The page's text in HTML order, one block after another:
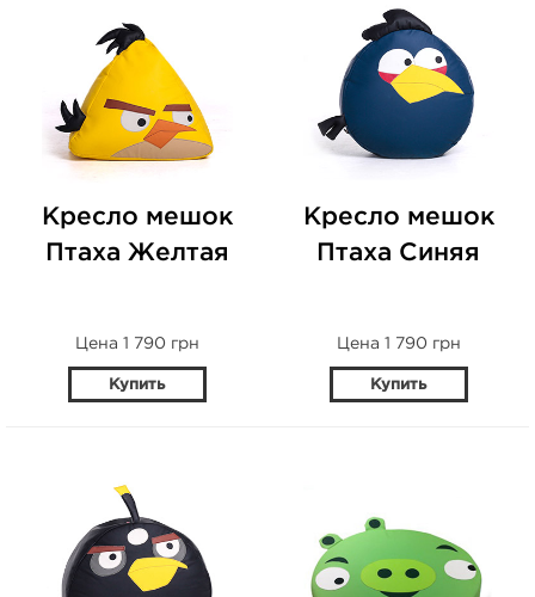
Кресло мешок
Птаха Желтая
Цена 1 790 грн
Купить
Кресло мешок
Птаха Синяя
Цена 1 790 грн
Купить